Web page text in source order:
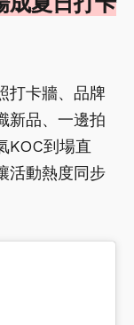
打卡牆、品牌
新品、一邊拍
KOC到場直
活動熱度同步